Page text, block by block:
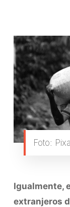
Foto:
Igualmente,
extranjeros